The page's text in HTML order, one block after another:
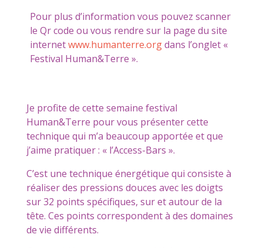
Pour plus d’information vous pouvez scanner
le Qr code ou vous rendre sur la page du site
internetwww.humanterre.orgdans l’onglet «
Festival Human&Terre ».
Je profite de cette semaine festival
Human&Terre pour vous présenter cette
technique qui m’a beaucoup apportée et que
j’aime pratiquer : « l’Access-Bars ».
C’est une technique énergétique qui consiste à
réaliser des pressions douces avec les doigts
sur 32 points spécifiques, sur et autour de la
tête. Ces points correspondent à des domaines
de vie différents.